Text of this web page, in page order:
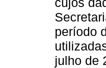
período
julho de